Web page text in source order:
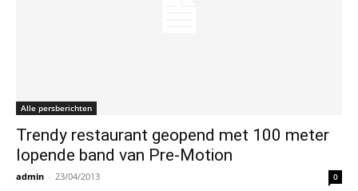
Alle persberichten
Trendy restaurant geopend met 100 meter
lopende band van Pre-Motion
admin - 23/04/2013 0